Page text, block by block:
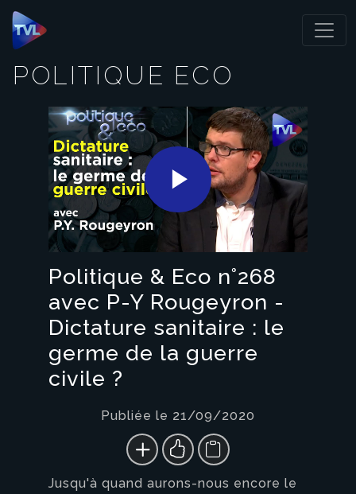
Panneau de gestion des cookies
POLITIQUE ECO
Play
Video
Politique & Eco n°268
avec P-Y Rougeyron -
Dictature sanitaire : le
germe de la guerre
civile ?
Publiée le 21/09/2020
Jusqu'à quand aurons-nous encore le